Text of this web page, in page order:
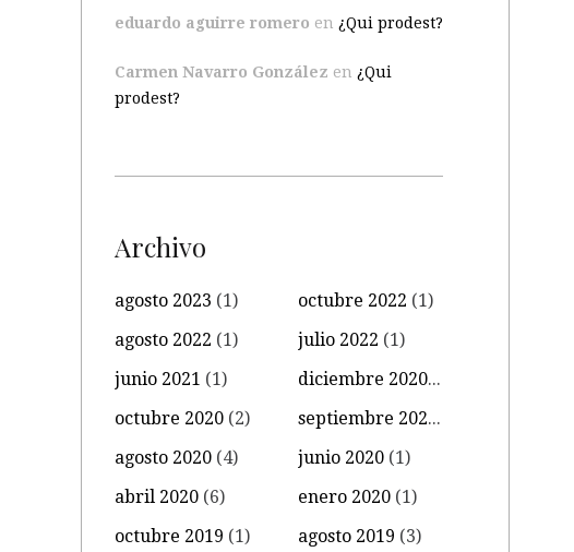
eduardo aguirre romero en ¿Qui prodest?
Carmen Navarro González en ¿Qui
prodest?
Archivo
agosto 2023 (1) octubre 2022 (1)
agosto 2022 (1) julio 2022 (1)
junio 2021 (1) diciembre 2020
(1)
octubre 2020(2) septiembre 2020(3)
agosto 2020(4) junio 2020 (1)
abril 2020(6) enero 2020 (1)
octubre 2019 (1) agosto 2019 (3)